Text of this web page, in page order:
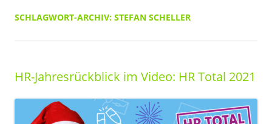
SCHLAGWORT-ARCHIV: STEFAN SCHELLER
HR-Jahresrückblick im Video: HR Total 2021